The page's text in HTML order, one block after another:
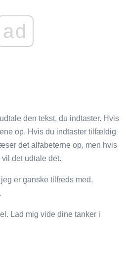
ad
den tekst, du indtaster. Hvis
op. Hvis du indtaster tilfældig
det alfabeterne op, men hvis
det udtale det.
er ganske tilfreds med,
Lad mig vide dine tanker i